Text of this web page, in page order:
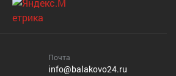
Почта
info@balakovo24.ru